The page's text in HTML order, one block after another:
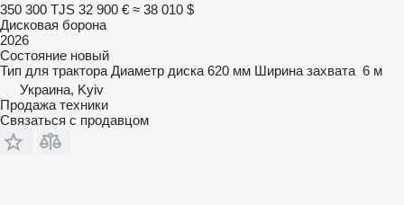
350 300 TJS 32 900 € ≈ 38 010 $
Дисковая борона
2026
Состояние новый
Тип для трактора Диаметр диска 620 мм Ширина захвата 6 м
Украина, Kyiv
Продажа техники
Связаться с продавцом